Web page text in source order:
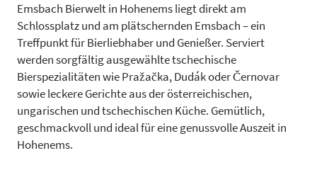
Emsbach Bierwelt in Hohenems liegt direkt am
Schlossplatz und am plätschernden Emsbach – ein
Treffpunkt für Bierliebhaber und Genießer. Serviert
werden sorgfältig ausgewählte tschechische
Bierspezialitäten wie Pražačka, Dudák oder Černovar
sowie leckere Gerichte aus der österreichischen,
ungarischen und tschechischen Küche. Gemütlich,
geschmackvoll und ideal für eine genussvolle Auszeit in
Hohenems.